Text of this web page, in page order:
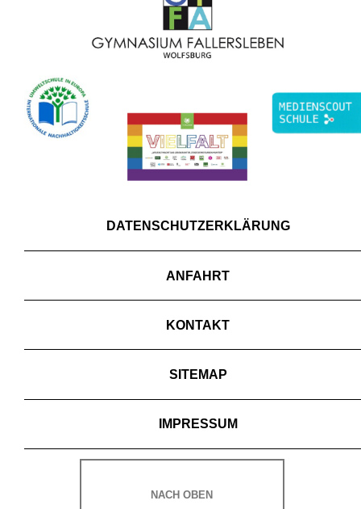
DATENSCHUTZERKLÄRUNG
ANFAHRT
KONTAKT
SITEMAP
IMPRESSUM
NACH OBEN